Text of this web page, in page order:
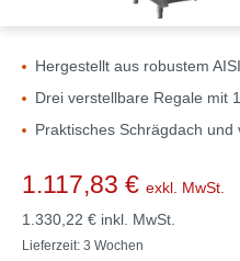
Hergestellt aus robustem
Drei verstellbare Regale mit
Praktisches Schrägdach
1.117,83 € exkl. MwSt.
1.330,22 € inkl. MwSt.
Lieferzeit: 3 Wochen